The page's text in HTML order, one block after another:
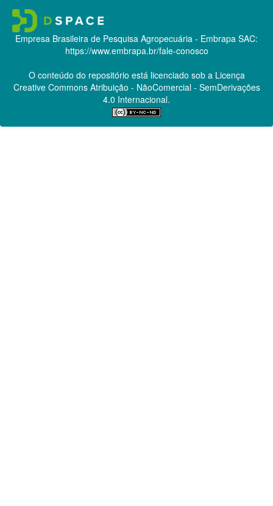
Empresa Brasileira de Pesquisa Agropecuária - Embrapa SAC:
https://www.embrapa.br/fale-conosco
O conteúdo do repositório está licenciado sob a Licença
Creative CommonsAtribuição - NãoComercial - SemDerivações
4.0 Internacional.